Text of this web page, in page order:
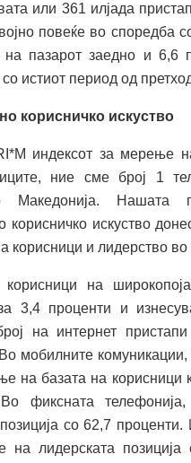
или 361 илјада
повеќе во споредба
на пазарот заедно и 6,6
истиот период од
корисничко искуство
индексот за мерење
ние сме број 1
Македонија. Нашата
корисничко искуство
корисници и лидерство во
корисници на
3,4 проценти и
на интернет
мобилните
на базата на корисници
фиксната
со 62,7
на лидерската